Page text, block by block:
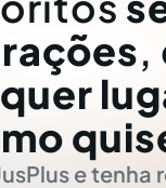
,
e tenha